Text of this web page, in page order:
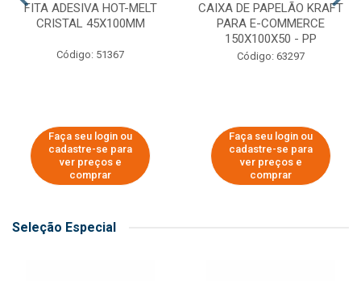
FITA ADESIVA HOT-MELT
CRISTAL 45X100MM
Código: 51367
Faça seu login ou
cadastre-se para
ver preços e
comprar
CAIXA DE PAPELÃO KRAFT
PARA E-COMMERCE
150X100X50 - PP
Código: 63297
Faça seu login ou
cadastre-se para
ver preços e
comprar
Seleção Especial